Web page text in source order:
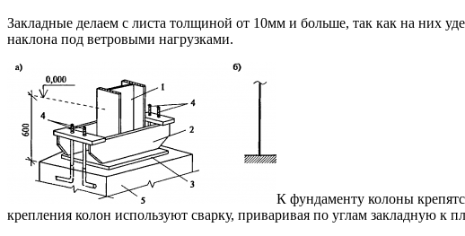
Закладные делаем с листа толщиной от 10мм и больше, так как на них
наклона под ветровыми нагрузками.
К фундаменту колоны
крепления колон используют сварку, приваривая по углам закладную к